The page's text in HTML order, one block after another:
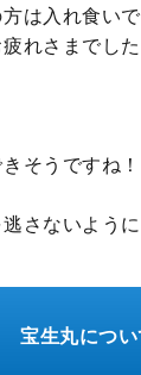
は入れ食い
れさまでした
そうですね！
さないように
宝生丸につい